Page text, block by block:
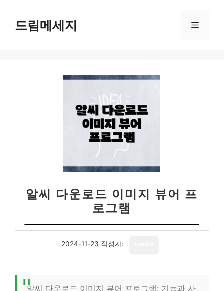
드림메세지 메
알씨 다운로드 이미지 뷰어 프
로그램
2024-11-23 작성자:
알씨 다운로드 이미지 뷰어 프로그램: 기능과 사